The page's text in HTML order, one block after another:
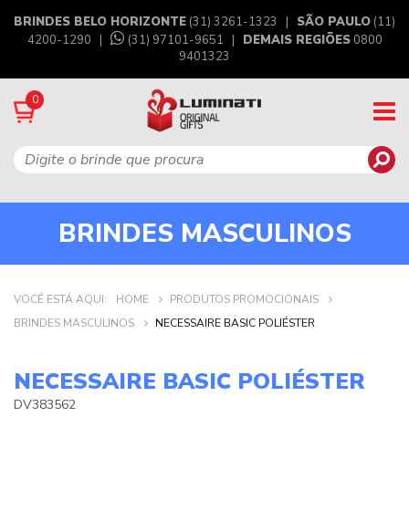
BRINDES BELO HORIZONTE (31) 3261-1323 | SÃO PAULO (11)
4200-1290 |
(31) 97101-9651 | DEMAIS REGIÕES0800
9401323
0
BRINDES MASCULINOS
VOCÊ ESTÁ AQUI: HOME
PRODUTOS PROMOCIONAIS
BRINDES MASCULINOS
NECESSAIRE BASIC POLIÉSTER
NECESSAIRE BASIC POLIÉSTER
DV383562